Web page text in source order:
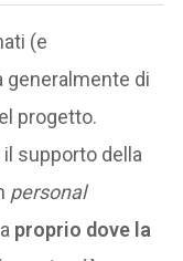
(e
generalmente di
progetto.
supporto della
personal
proprio dove la